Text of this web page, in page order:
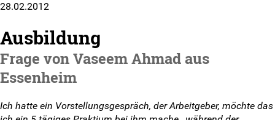
Positionen & Lesestoff
Mach mit!
SV-Arbeit vor Ort
28.02.2012
Ausbildung
Frage von Vaseem Ahmad aus
Essenheim
Ich hatte ein Vorstellungsgespräch, der Arbeitgeber, möchte das